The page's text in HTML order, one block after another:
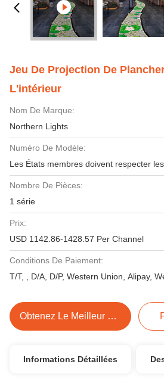
Jeu De Projection De
L'intérieur
Nom De Marque:
Northern Lights
Numéro De Modèle:
Les États membres doivent respecter
Nombre De Pièces:
1 série
Prix:
USD 1142.86-1428.57 Per Channel
Conditions De Paiement:
T/T, , D/A, D/P, Western Union, Alipay,
Obtenez Le Meilleur Prix
Informations Détaillées